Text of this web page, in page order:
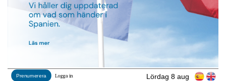
Lördag 8 aug
Prenumerera Logga in